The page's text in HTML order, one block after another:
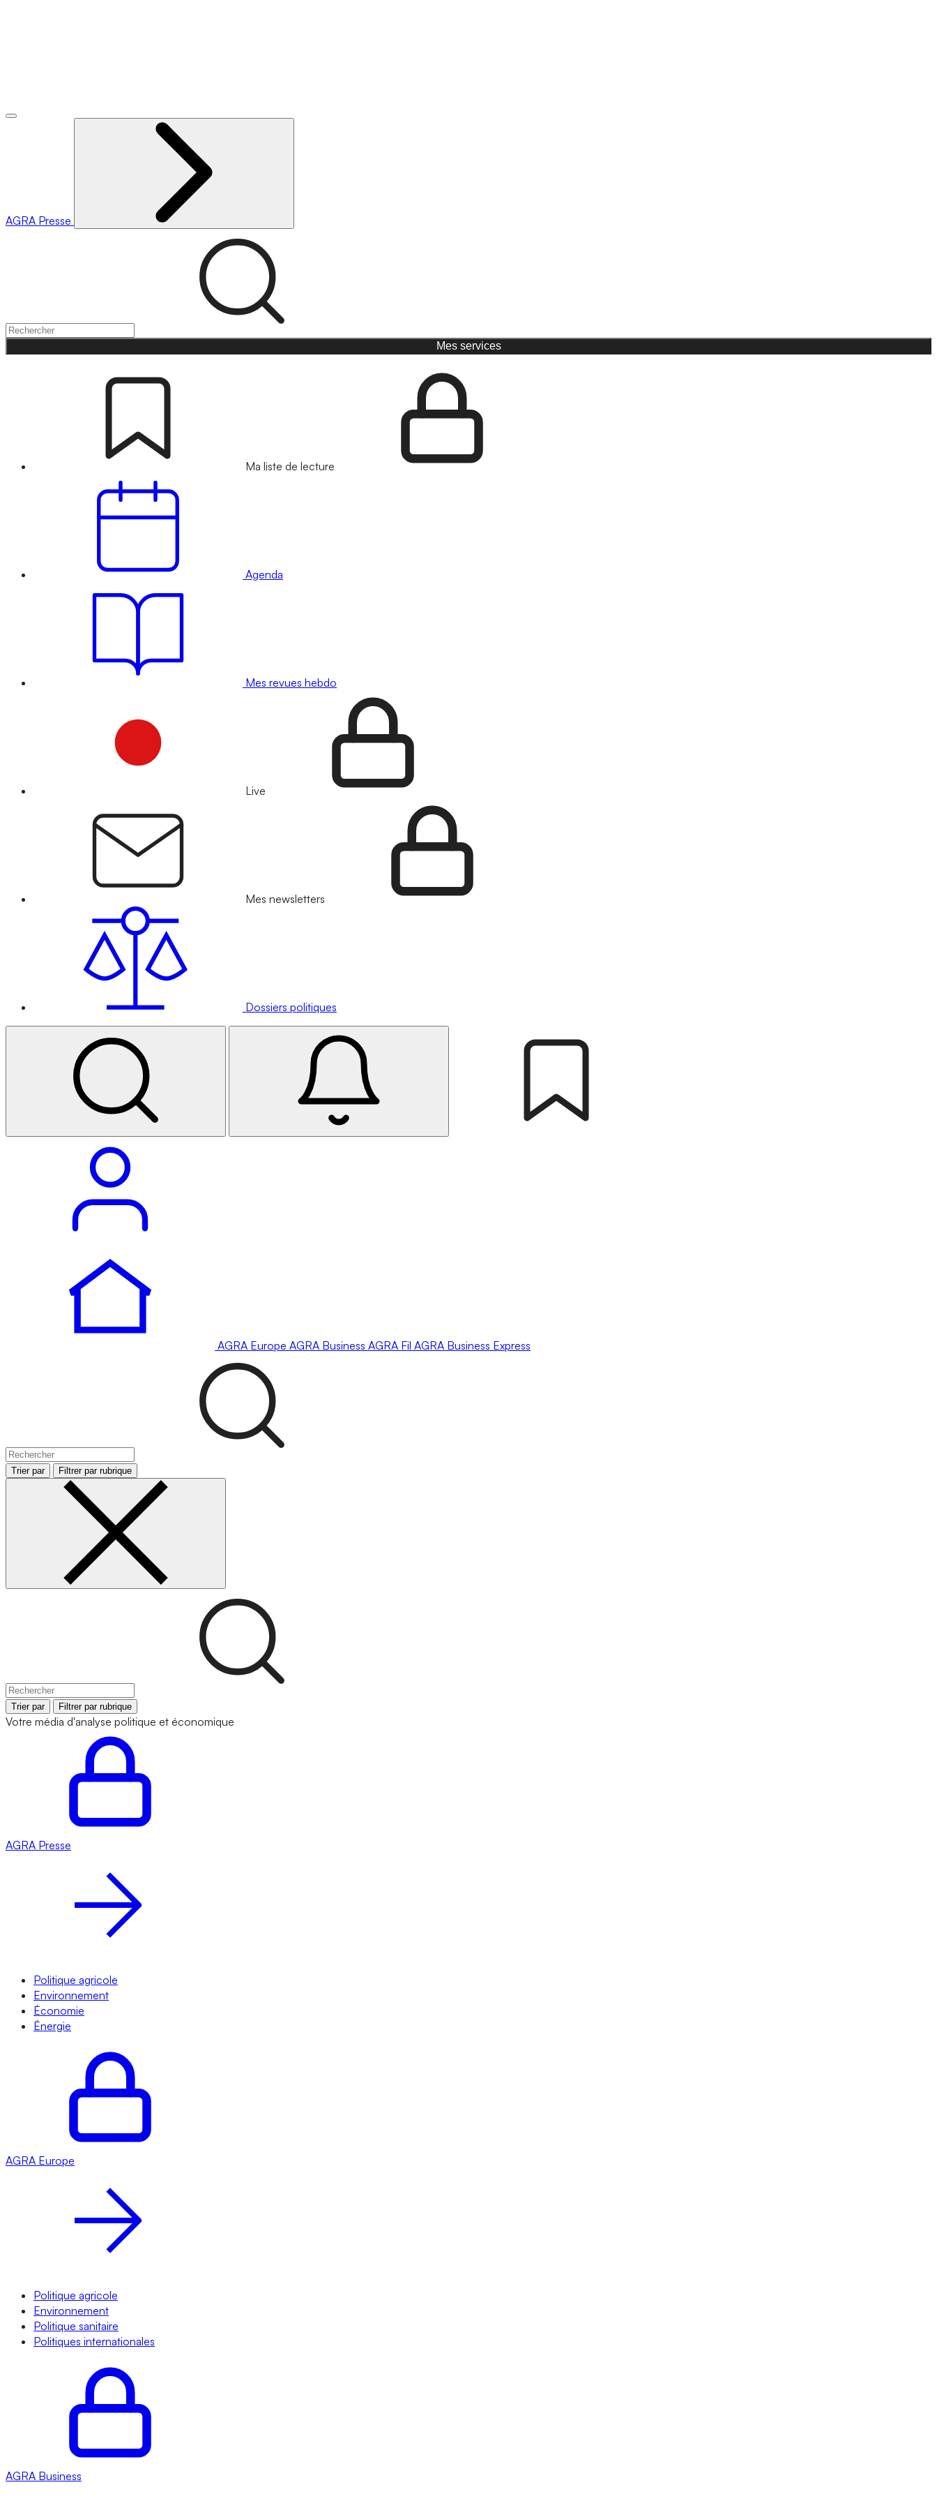
AGRA Presse
Mes services
Ma liste de lecture
Agenda
Mes revues hebdo
Live
Mes newsletters
Dossiers politiques
AGRA Europe AGRA Business AGRA Fil AGRA Business Express
Trier par Filtrer par rubrique
Trier par Filtrer par rubrique
Votre média d'analyse politique et économique
AGRA Presse
Politique agricole
Environnement
Économie
Énergie
AGRA Europe
Politique agricole
Environnement
Politique sanitaire
Politiques internationales
AGRA Business